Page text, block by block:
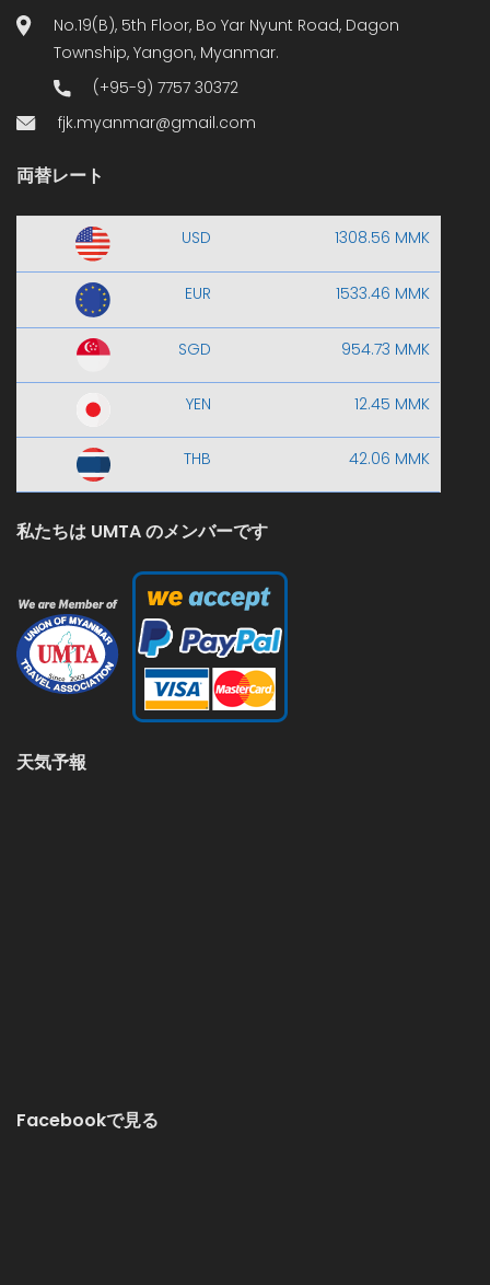
No.19(B), 5th Floor, Bo Yar Nyunt Road, Dagon
Township, Yangon, Myanmar.
(+95-9) 7757 30372
fjk.myanmar@gmail.com
両替レート
USD 1308.56 MMK
EUR 1533.46 MMK
SGD 954.73 MMK
YEN 12.45 MMK
THB 42.06 MMK
私たちは UMTA のメンバーです
天気予報
Facebookで見る